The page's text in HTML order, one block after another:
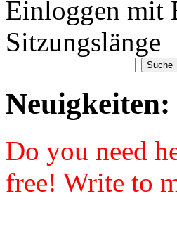
Einloggen mit
Sitzungslänge
Neuigkeiten:
Do you need
free! Write to